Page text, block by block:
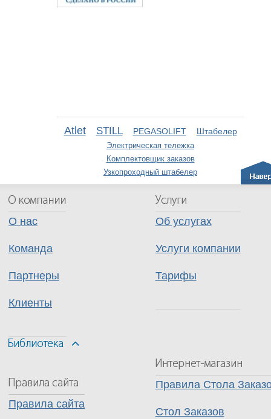
Atlet STILL PEGASOLIFT Штабелер
Электрическая тележка
Комплектовщик заказов
Узкопроходный штабелер
О нас
Команда
Партнеры
Клиенты
Об услугах
Услуги компании
Тарифы
Правила Стола
Стол Заказов
Правила сайта